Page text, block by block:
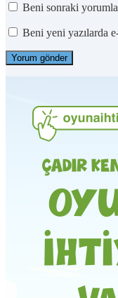
Beni sonraki
Beni yeni yazılarda